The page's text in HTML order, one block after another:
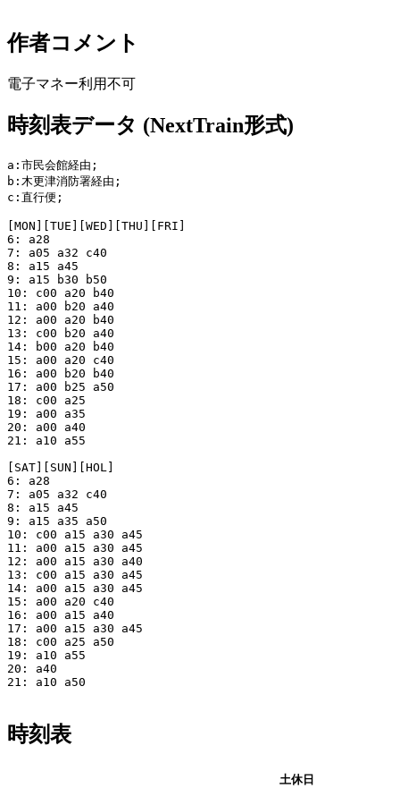
作者コメント
電子マネー利用不可
時刻表データ (NextTrain形式)
a:市民会館経由;
b:木更津消防署経由;
c:直行便;
[MON][TUE][WED][THU][FRI]
6: a28
7: a05 a32 c40
8: a15 a45
9: a15 b30 b50
10: c00 a20 b40
11: a00 b20 a40
12: a00 a20 b40
13: c00 b20 a40
14: b00 a20 b40
15: a00 a20 c40
16: a00 b20 b40
17: a00 b25 a50
18: c00 a25
19: a00 a35
20: a00 a40
21: a10 a55
[SAT][SUN][HOL]
6: a28
7: a05 a32 c40
8: a15 a45
9: a15 a35 a50
10: c00 a15 a30 a45
11: a00 a15 a30 a45
12: a00 a15 a30 a40
13: c00 a15 a30 a45
14: a00 a15 a30 a45
15: a00 a20 c40
16: a00 a15 a40
17: a00 a15 a30 a45
18: c00 a25 a50
19: a10 a55
20: a40
21: a10 a50
時刻表
土休日